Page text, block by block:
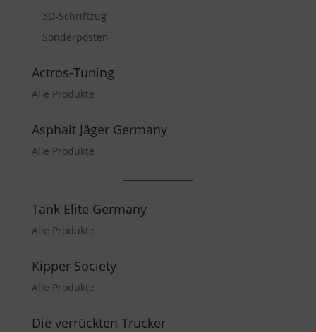
3D-Schriftzug
Sonderposten
Actros-Tuning
Alle Produkte
Asphalt Jäger Germany
Alle Produkte
Tank Elite Germany
Alle Produkte
Kipper Society
Alle Produkte
Die verrückten Trucker